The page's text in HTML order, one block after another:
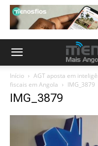
Início
AGT aposta em
fiscais em Angola
IMG_3879
IMG_3879